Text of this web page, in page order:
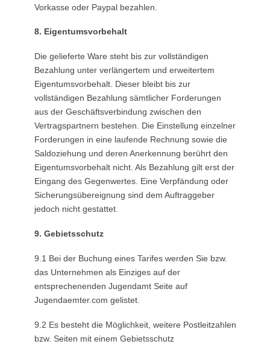
Vorkasse oder Paypal bezahlen.
8. Eigentumsvorbehalt
Die gelieferte Ware steht bis zur vollständigen
Bezahlung unter verlängertem und erweitertem
Eigentumsvorbehalt. Dieser bleibt bis zur
vollständigen Bezahlung sämtlicher Forderungen
aus der Geschäftsverbindung zwischen den
Vertragspartnern bestehen. Die Einstellung einzelner
Forderungen in eine laufende Rechnung sowie die
Saldoziehung und deren Anerkennung berührt den
Eigentumsvorbehalt nicht. Als Bezahlung gilt erst der
Eingang des Gegenwertes. Eine Verpfändung oder
Sicherungsübereignung sind dem Auftraggeber
jedoch nicht gestattet.
9. Gebietsschutz
9.1 Bei der Buchung eines Tarifes werden Sie bzw.
das Unternehmen als Einziges auf der
entsprechenenden Jugendamt Seite auf
Jugendaemter.com gelistet.
9.2 Es besteht die Möglichkeit, weitere Postleitzahlen
bzw. Seiten mit einem Gebietsschutz